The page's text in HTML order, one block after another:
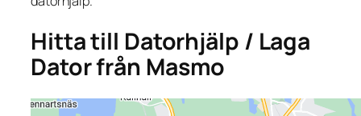
Hitta till Datorhjälp / Laga
Dator från Masmo